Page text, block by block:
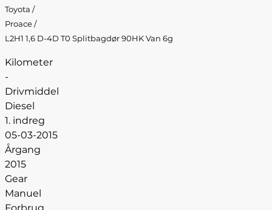
Toyota /
Proace/
L2H1 1,6 D-4D T0 Splitbagdør 90HK Van 6g
Kilometer
-
Drivmiddel
Diesel
1. indreg
05-03-2015
Årgang
2015
Gear
Manuel